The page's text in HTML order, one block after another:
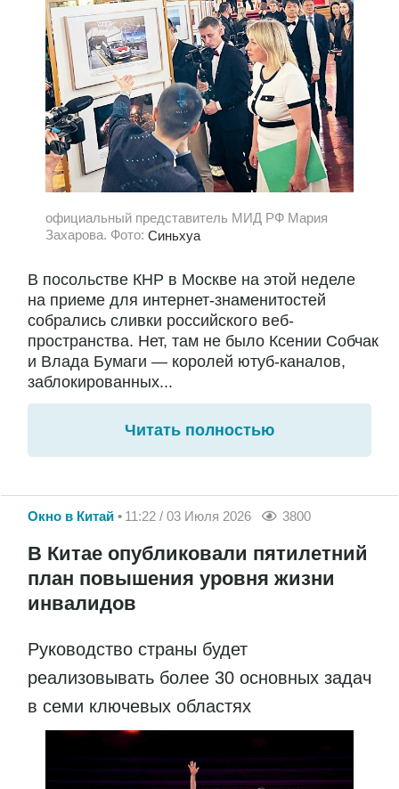
официальный представитель МИД РФ Мария
Захарова. Фото: Синьхуа
В посольстве КНР в Москве на этой неделе
на приеме для интернет-знаменитостей
собрались сливки российского веб-
пространства. Нет, там не было Ксении Собчак
и Влада Бумаги — королей ютуб-каналов,
заблокированных...
Читать полностью
Окно в Китай 11:22 / 03 Июля 2026 3800
В Китае опубликовали пятилетний
план повышения уровня жизни
инвалидов
Руководство страны будет
реализовывать более 30 основных задач
в семи ключевых областях